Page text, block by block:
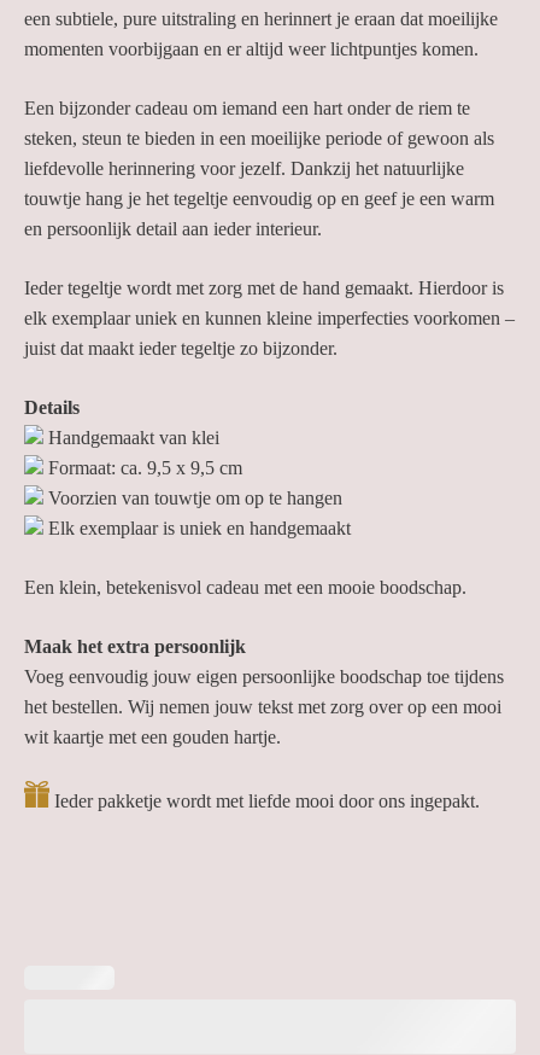
een subtiele, pure uitstraling en herinnert je eraan dat moeilijke
momenten voorbijgaan en er altijd weer lichtpuntjes komen.
Een bijzonder cadeau om iemand een hart onder de riem te
steken, steun te bieden in een moeilijke periode of gewoon als
liefdevolle herinnering voor jezelf. Dankzij het natuurlijke
touwtje hang je het tegeltje eenvoudig op en geef je een warm
en persoonlijk detail aan ieder interieur.
Ieder tegeltje wordt met zorg met de hand gemaakt. Hierdoor is
elk exemplaar uniek en kunnen kleine imperfecties voorkomen –
juist dat maakt ieder tegeltje zo bijzonder.
Details
Handgemaakt van klei
Formaat: ca. 9,5 x 9,5 cm
Voorzien van touwtje om op te hangen
Elk exemplaar is uniek en handgemaakt
Een klein, betekenisvol cadeau met een mooie boodschap.
Maak het extra persoonlijk
Voeg eenvoudig jouw eigen persoonlijke boodschap toe tijdens
het bestellen. Wij nemen jouw tekst met zorg over op een mooi
wit kaartje met een gouden hartje.
Ieder pakketje wordt met liefde mooi door ons ingepakt.